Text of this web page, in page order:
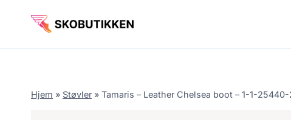
Hjem » Støvler » Tamaris – Leather Chelsea boot – 1-1-25440-